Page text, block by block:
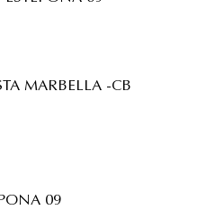
MARBELLA -CB
09